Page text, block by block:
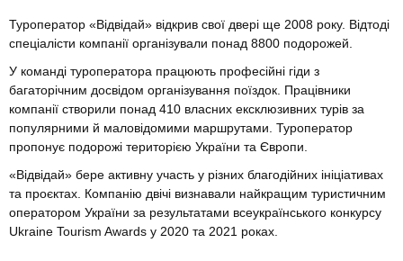
Туроператор «Відвідай» відкрив свої двері ще 2008 року. Відтоді
спеціалісти компанії організували понад 8800 подорожей.
У команді туроператора працюють професійні гіди з
багаторічним досвідом організування поїздок. Працівники
компанії створили понад 410 власних ексклюзивних турів за
популярними й маловідомими маршрутами. Туроператор
пропонує подорожі територією України та Європи.
«Відвідай» бере активну участь у різних благодійних ініціативах
та проєктах. Компанію двічі визнавали найкращим туристичним
оператором України за результатами всеукраїнського конкурсу
Ukraine Tourism Awards у 2020 та 2021 роках.